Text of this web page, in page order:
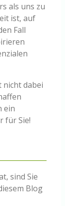
als uns zu
ist, auf
Fall
nicht dabei
ein
für Sie!
sind Sie
Blog